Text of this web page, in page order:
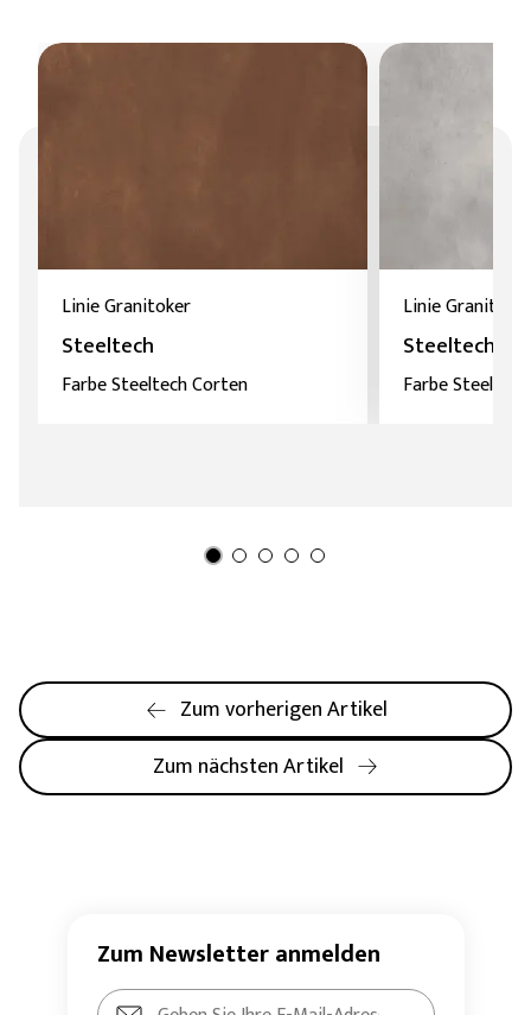
Linie Granitoker
Steeltech
Farbe Steeltech Corten
Linie Granitoker
Steeltech
Farbe
Zum vorherigen Artikel
Zum nächsten Artikel
Zum Newsletter anmelden